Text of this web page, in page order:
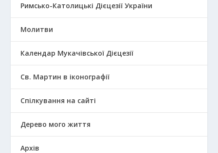
Римсько-Католицькі Дієцезії України
Молитви
Календар Мукачівської Дієцезії
Св. Мартин в іконографії
Спілкування на сайті
Дерево мого життя
Архів